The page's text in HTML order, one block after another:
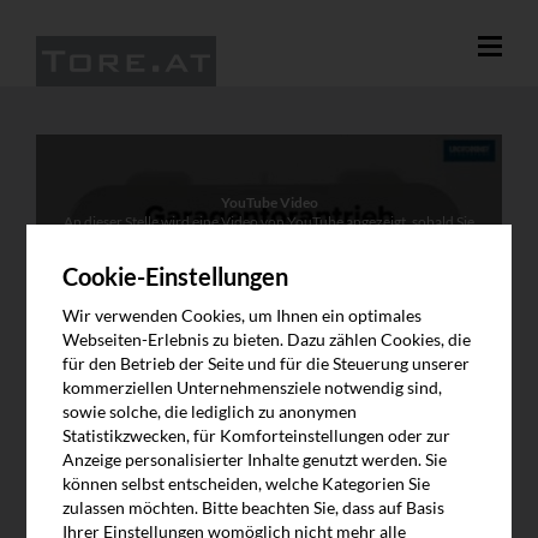
YouTube Video
An dieser Stelle wird eine Video von YouTube angezeigt, sobald Sie
Video abspielen
LINDPOINTNER ANTRIEB | BLACK 1000 -
Cookie-Einstellungen
Wir verwenden Cookies, um Ihnen ein optimales
Webseiten-Erlebnis zu bieten. Dazu zählen Cookies, die
für den Betrieb der Seite und für die Steuerung unserer
kommerziellen Unternehmensziele notwendig sind,
sowie solche, die lediglich zu anonymen
Statistikzwecken, für Komforteinstellungen oder zur
Anzeige personalisierter Inhalte genutzt werden. Sie
können selbst entscheiden, welche Kategorien Sie
zulassen möchten. Bitte beachten Sie, dass auf Basis
Ihrer Einstellungen womöglich nicht mehr alle